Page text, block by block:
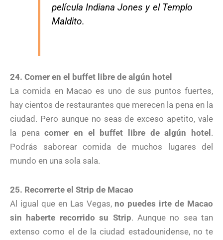
película Indiana Jones y el Templo
Maldito.
24. Comer en el buffet libre de algún hotel
La comida en Macao es uno de sus puntos fuertes,
hay cientos de restaurantes que merecen la pena en la
ciudad. Pero aunque no seas de exceso apetito, vale
la penacomer en el buffet libre de algún hotel .
Podrás saborear comida de muchos lugares del
mundo en una sola sala.
25. Recorrerte el Strip de Macao
Al igual que en Las Vegas, no puedes irte de Macao
sin haberte recorrido su Strip. Aunque no sea tan
extenso como el de la ciudad estadounidense, no te